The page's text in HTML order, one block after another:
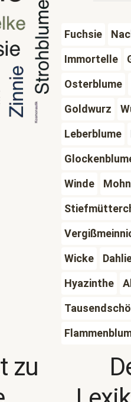
Fuchsie
Immortelle
Osterblume
Goldwurz
Leberblume
Winde
Mohn
Wicke
Hyazinthe
zu